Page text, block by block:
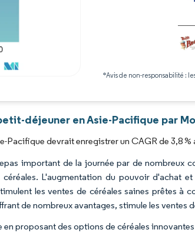
*Avis de non-responsabilité :
déjeuner en Asie-Pacifique par
Pacifique devrait enregistrer un CAGR de 3,8
important de la journée par de nombreux
L'augmentation du pouvoir d'achat
les ventes de céréales saines prêtes à
de nombreux avantages, stimule les ventes
proposant des options de céréales